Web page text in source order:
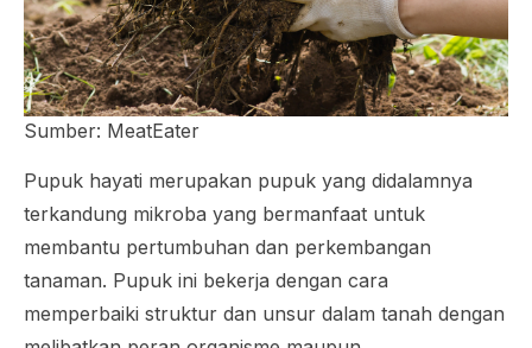
Sumber: MeatEater
Pupuk hayati merupakan pupuk yang didalamnya
terkandung mikroba yang bermanfaat untuk
membantu pertumbuhan dan perkembangan
tanaman. Pupuk ini bekerja dengan cara
memperbaiki struktur dan unsur dalam tanah dengan